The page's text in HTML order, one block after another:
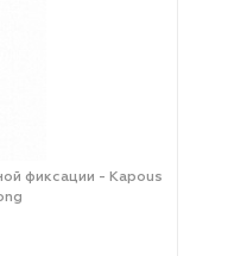
фиксации - Kapous